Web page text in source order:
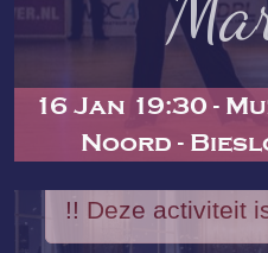
16 Jan 19:30 -
Noord -
!! Deze activiteit